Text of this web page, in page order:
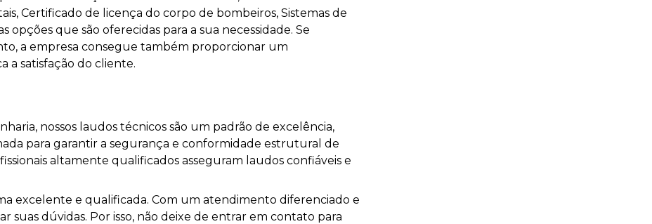
Certificado de licença do corpo de bombeiros, Sistemas de
que são oferecidas para a sua necessidade. Se
a empresa consegue também proporcionar um
a satisfação do cliente.
nossos laudos técnicos são um padrão de excelência,
para garantir a segurança e conformidade estrutural de
altamente qualificados asseguram laudos confiáveis e
excelente e qualificada. Com um atendimento diferenciado e
suas dúvidas. Por isso, não deixe de entrar em contato para